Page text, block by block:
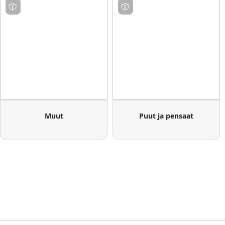
Muut Puut ja pensaat